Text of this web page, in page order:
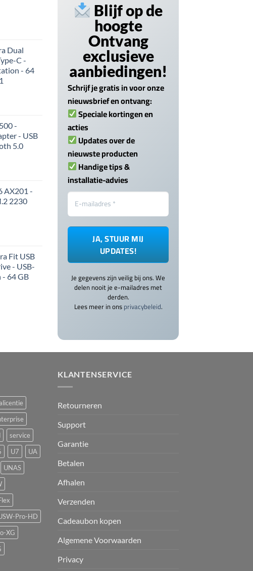
Dual
C -
- 64
-
- USB
5.0
AX201 -
2230
Fit USB
- USB-
64 GB
Blijf op de
hoogte
Ontvang
exclusieve
aanbiedingen!
Schrijf je gratis in voor onze
nieuwsbrief en ontvang:
Speciale kortingen en
acties
Updates over de
nieuwste producten
Handige tips &
installatie-advies
Je gegevens zijn veilig bij ons. We
delen nooit je e-mailadres met
derden.
Lees meer in onsprivacybeleid.
service
U7
UA
UNAS
Pro-HD
XG
KLANTENSERVICE
Retourneren
Support
Garantie
Betalen
Afhalen
Verzenden
Cadeaubon kopen
Algemene Voorwaarden
Privacy